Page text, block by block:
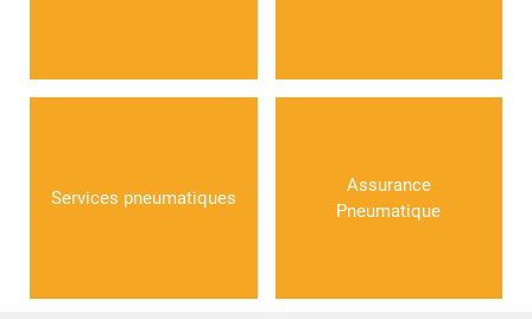
Services pneumatiques
Assurance
Pneumatique